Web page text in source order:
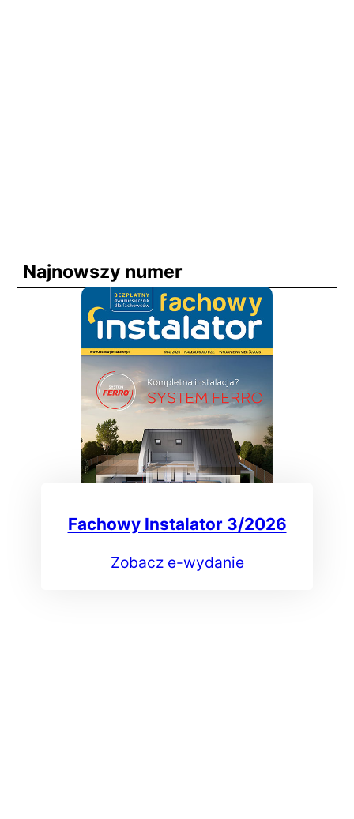
Najnowszy numer
Fachowy Instalator 3/2026
Zobacz e-wydanie